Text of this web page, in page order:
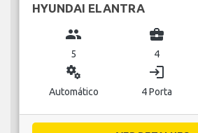
HYUNDAI ELANTRA
group
5
business_center
4
miscellaneous_services
Automático
login
4 Porta